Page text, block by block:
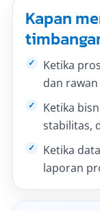
Kapan
Ketika
dan
Ketika
stabilitas,
Ketika
laporan